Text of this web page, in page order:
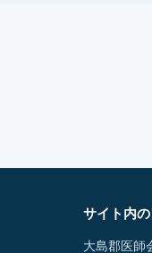
サイト内
大島郡医師